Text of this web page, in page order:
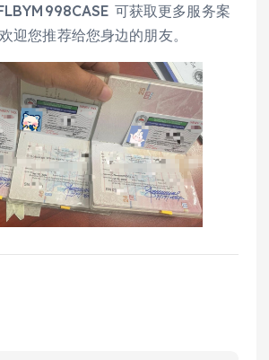
可获取更多服务案
迎您推荐给您身边的朋友。